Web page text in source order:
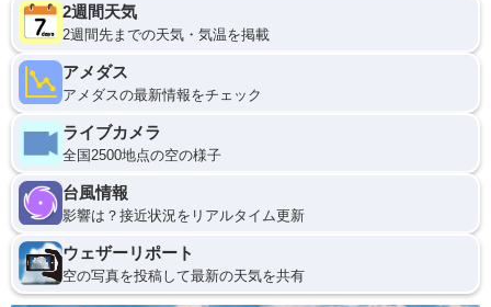
2週間天気
2週間先までの天気・気温を掲載
アメダス
アメダスの最新情報をチェック
ライブカメラ
全国2500地点の空の様子
台風情報
影響は？接近状況をリアルタイム更新
ウェザーリポート
空の写真を投稿して最新の天気を共有